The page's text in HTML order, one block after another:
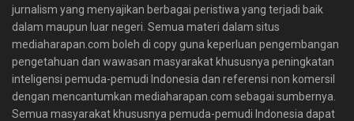
jurnalism yang menyajikan berbagai peristiwa yang terjadi baik
dalam maupun luar negeri. Semua materi dalam situs
mediaharapan.com boleh di copy guna keperluan pengembangan
pengetahuan dan wawasan masyarakat khususnya peningkatan
inteligensi pemuda-pemudi Indonesia dan referensi non komersil
dengan mencantumkan mediaharapan.com sebagai sumbernya.
Semua masyarakat khususnya pemuda-pemudi Indonesia dapat